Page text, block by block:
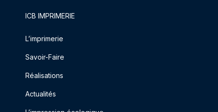
ICB IMPRIMERIE
L’imprimerie
Savoir-Faire
Réalisations
Actualités